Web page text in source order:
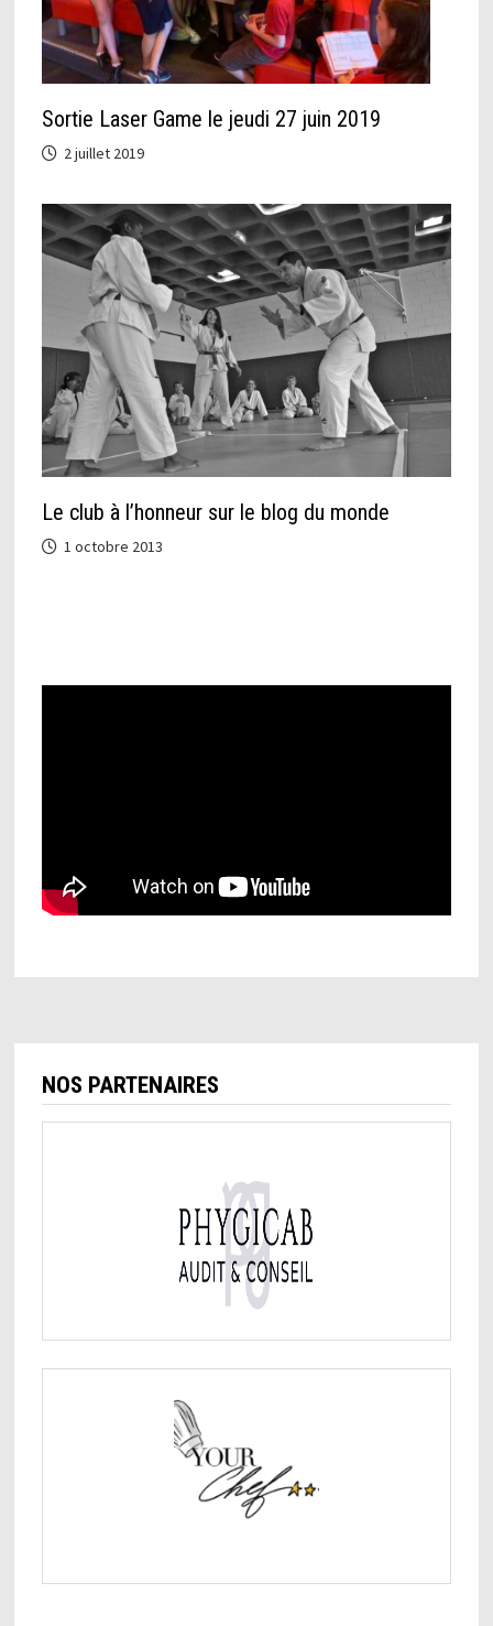
Sortie Laser Game le jeudi 27 juin 2019
2 juillet 2019
Le club à l’honneur sur le blog du monde
1 octobre 2013
NOS PARTENAIRES